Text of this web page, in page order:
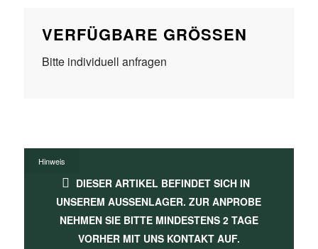
VERFÜGBARE GRÖSSEN
Bitte individuell anfragen
Hinweis
DIESER ARTIKEL BEFINDET SICH IN
UNSEREM AUSSENLAGER. ZUR ANPROBE N
EHMEN SIE BITTE MINDESTENS 2 TAGE V
ORHER MIT UNS KONTAKT AUF.